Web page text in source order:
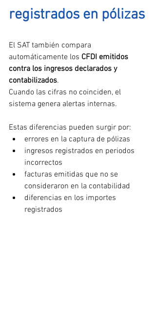
registrados en pólizas
El SAT también compara
automáticamente los CFDI emitidos
contra los ingresos declarados y
contabilizados.
Cuando las cifras no coinciden, el
sistema genera alertas internas.
Estas diferencias pueden surgir por:
errores en la captura de pólizas
ingresos registrados en periodos
incorrectos
facturas emitidas que no se
consideraron en la contabilidad
diferencias en los importes
registrados